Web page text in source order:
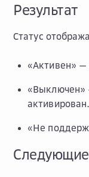
Результат
Статус
«Активен» —
«Выключен»
активирован.
«Не